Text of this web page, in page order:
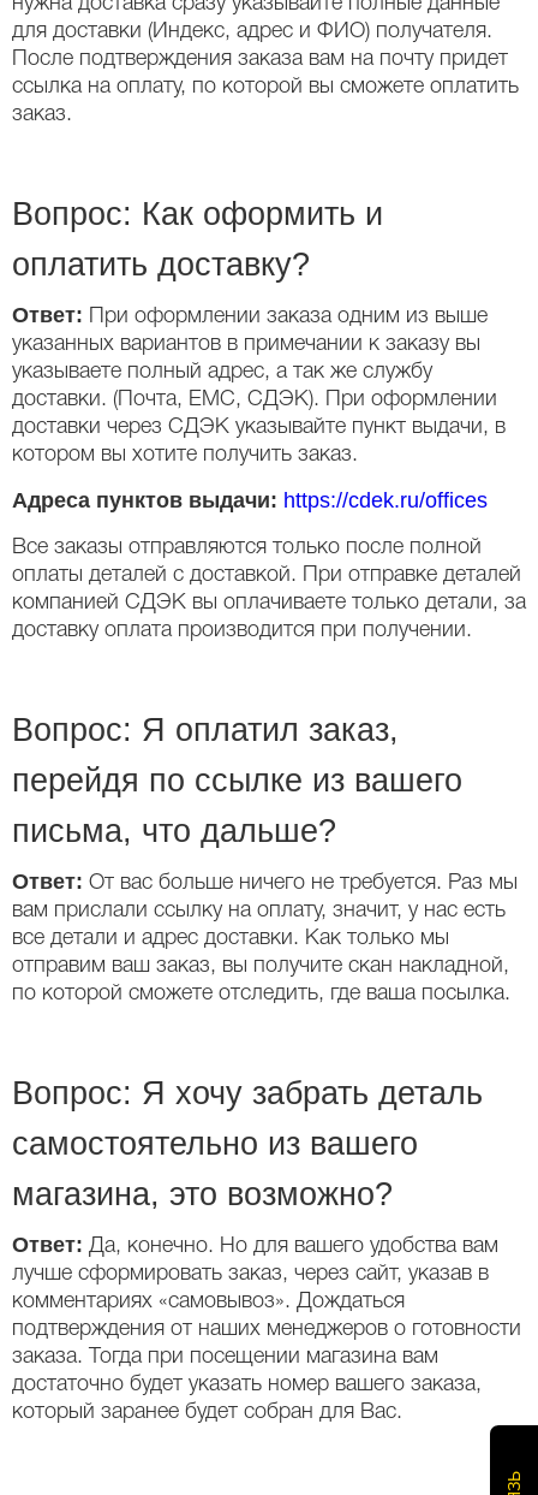
для доставки (Индекс, адрес и ФИО) получателя.
После подтверждения заказа вам на почту придет
ссылка на оплату, по которой вы сможете оплатить
заказ.
Вопрос: Как оформить и
оплатить доставку?
Ответ:
При оформлении заказа одним из выше
указанных вариантов в примечании к заказу вы
указываете полный адрес, а так же службу
доставки. (Почта, ЕМС, СДЭК). При оформлении
доставки через СДЭК указывайте пункт выдачи, в
котором вы хотите получить заказ.
Адреса пунктов выдачи: https://cdek.ru/offices
Все заказы отправляются только после полной
оплаты деталей с доставкой. При отправке деталей
компанией СДЭК вы оплачиваете только детали, за
доставку оплата производится при получении.
Вопрос: Я оплатил заказ,
перейдя по ссылке из вашего
письма, что дальше?
Ответ: От вас больше ничего не требуется. Раз мы
вам прислали ссылку на оплату, значит, у нас есть
все детали и адрес доставки. Как только мы
отправим ваш заказ, вы получите скан накладной,
по которой сможете отследить, где ваша посылка.
Вопрос: Я хочу забрать деталь
самостоятельно из вашего
магазина, это возможно?
Ответ: Да, конечно. Но для вашего удобства вам
лучше сформировать заказ, через сайт, указав в
комментариях «самовывоз». Дождаться
подтверждения от наших менеджеров о готовности
заказа. Тогда при посещении магазина вам
достаточно будет указать номер вашего заказа,
который заранее будет собран для Вас.